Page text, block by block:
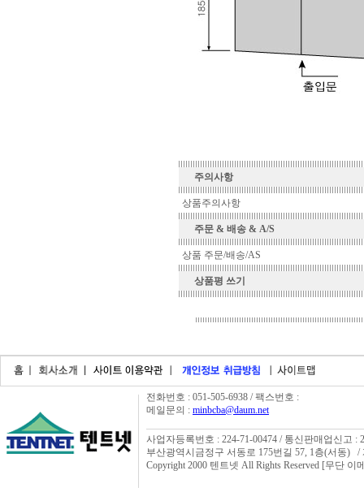
주의사항
상품주의사항
주문 & 배송 & A/S
상품 주문/배송/AS
상품평 쓰기
전화번호 : 051-505-6938 / 팩스번호 :
메일문의 : minbcba@daum.net
사업자등록번호 : 224-71-00474 / 통신판매업신고 :
부산광역시금정구 서동로 175번길 57, 1층(서동)
Copyright 2000 텐트넷 All Rights Reserved [무단 이